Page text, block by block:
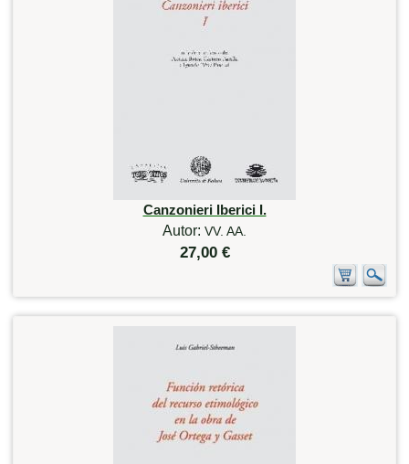
Canzonieri Iberici I.
Autor: VV. AA.
27,00 €